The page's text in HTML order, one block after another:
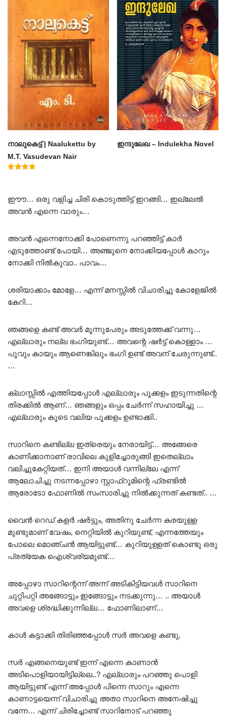
നാലുകെട്ട് | Naalukettu by
M.T. Vasudevan Nair
ഇന്ദുലേഖ – Indulekha Novel
ഈൗ… ഒരു വളിച്ച ചിരി കൊടുത്തിട്ട് ഇറങ്ങി… ഇല്ലേൽ
അവൻ എന്നെ വാരും…
അവൻ എന്നെനോക്കി പോണെന്നു പറഞ്ഞിട്ട് കാർ
എടുത്തോണ്ട് പോയി… അഞ്ജുനെ നോക്കിയപ്പോൾ കാറും
നോക്കി നിൽകുവാ.. പാവം…
ശരിയാക്കാം മോളേ… എന്ന് മനസ്സിൽ വിചാരിച്ചു കോളേജിൽ
കേറി…
ഞങ്ങളെ കണ്ട് അവർ മൂന്നുപേരും അടുത്തേക്ക് വന്നു…
എല്ലാരും നല്ല ഭംഗിയുണ്ട്… അവന്റെ ഷർട്ട്‌ കൊള്ളാം …
പൂവും കായും ആണെങ്കിലും ഭംഗി ഉണ്ട് അവന് ചേരുന്നുണ്ട്..
…
ക്ലാസ്സിൽ എത്തിയപ്പോൾ എല്ലാരും പൂക്കളം ഇടുന്നതിന്റെ
തിരക്കിൽ ആണ്… ഞങ്ങളും ഒപ്പം ചേർന്ന് സഹായിച്ചു …
എല്ലാരും കൂടെ വലിയ പൂക്കളം ഉണ്ടാക്കി..
സാറിനെ കണ്ടില്ല ഇത്രെയും നേരായിട്ട്… അങ്ങേരെ
കാണിക്കാനാണ് രാവിലെ കുളിച്ചോരുങ്ങി ഇതെല്ലാം
വലിച്ചുകേറ്റിയത്… ഇനി അയാൾ വന്നില്ലേ എന്ന്
ആലോചിച്ചു നടന്നപ്പോഴാ സ്റ്റാഫ്റൂമിന്റെ ഫ്രണ്ടിൽ
ആരോടോ ഫോണിൽ സംസാരിച്ചു നിൽക്കുന്നത് കണ്ടത്.. …
വൈൻ റെഡ് കളർ ഷർട്ടും, അതിനു ചേർന്ന കരയുള്ള
മുണ്ടുമാണ് വേഷം, നെറ്റിയിൽ കുറിയുണ്ട്, എന്നത്തേയും
പോലെ മൊഞ്ചൻ ആയിട്ടുണ്ട്… കുറിയുള്ളത് കൊണ്ടു ഒരു
പ്രത്യേക ഐശ്വര്യമുണ്ട്…
അപ്പോഴാ സാറിന്റെന്ന് അന്ന് അടികിട്ടിയവൾ സാറിനെ
ചുറ്റിപറ്റി അങ്ങോട്ടും ഇങ്ങോട്ടും നടക്കുന്നു… .. അയാൾ
അവളെ ശ്രദ്ധിക്കുന്നില്ല… ഫോണിലാണ്…
കാൾ കട്ടാക്കി തിരിഞ്ഞപ്പോൾ സർ അവളെ കണ്ടു,
സർ എങ്ങനെയുണ്ട് ഇന്ന് എന്നെ കാണാൻ
അടിപൊളിയായിട്ടില്ലെ..? എല്ലാരും പറഞ്ഞു പൊളി
ആയിട്ടുണ്ട് എന്ന് അപ്പോൾ പിന്നെ സാറും എന്നെ
കാണാട്ടയെന്ന് വിചാരിച്ചു അതാ സാറിനെ അനേഷിച്ചു
വന്നേ… എന്ന് ചിരിച്ചോണ്ട് സാറിനോട് പറഞ്ഞു